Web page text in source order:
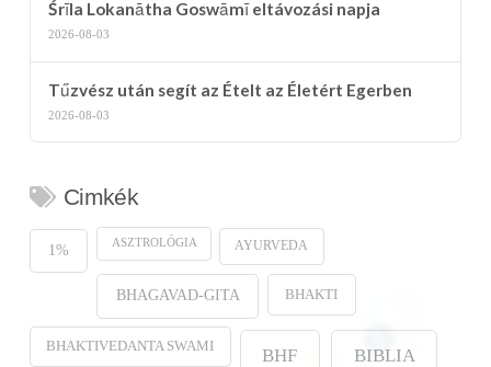
Śrīla Lokanātha Goswāmī eltávozási napja
2026-08-03
Tűzvész után segít az Ételt az Életért Egerben
2026-08-03
Cimkék
1% ASZTROLÓGIA AYURVEDA
BHAGAVAD-GITA BHAKTI
BHAKTIVEDANTA SWAMI BHF BIBLIA